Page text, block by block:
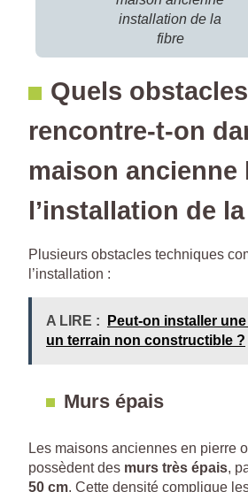
installation de la
fibre
Quels obstacles
rencontre-t-on
maison ancienne
l’installation de
Plusieurs obstacles techniques
l’installation :
A LIRE :
Peut-on installer
un terrain non constructible ?
Murs épais
Les maisons anciennes en pierre
possèdent des murs très épais,
50 cm. Cette densité complique